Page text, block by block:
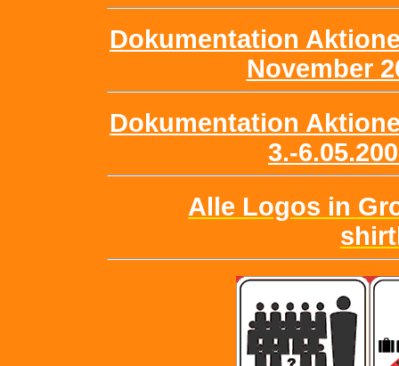
Dokumentation
November
Dokumentation
3.-
Alle Logos in